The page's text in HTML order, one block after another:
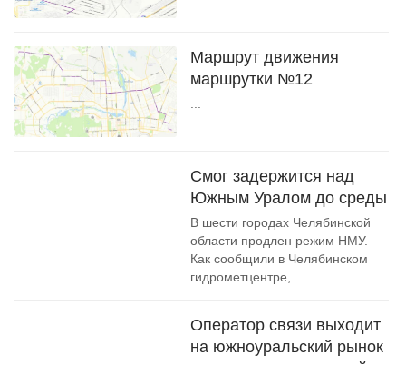
Маршрут движения
маршрутки №12
Смог задержится над
Южным Уралом до среды
В шести городах Челябинской
области продлен режим НМУ.
Как сообщили в Челябинском
гидрометцентре,...
Оператор связи выходит
на южноуральский рынок